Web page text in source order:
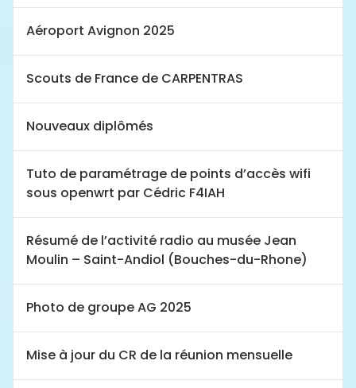
Aéroport Avignon 2025
Scouts de France de CARPENTRAS
Nouveaux diplômés
Tuto de paramétrage de points d’accès wifi
sous openwrt par Cédric F4IAH
Résumé de l’activité radio au musée Jean
Moulin – Saint-Andiol (Bouches-du-Rhone)
Photo de groupe AG 2025
Mise à jour du CR de la réunion mensuelle